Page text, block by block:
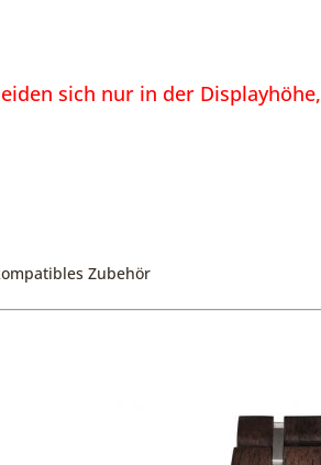
sich nur in der
Zubehör